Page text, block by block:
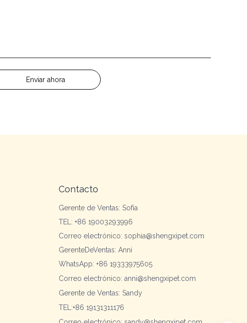
Enviar ahora
Contacto
Gerente de Ventas: Sofía
TEL: +86 19003293996
Correo electrónico: sophia@shengxipet.com
GerenteDeVentas: Anni
WhatsApp: +86 19333975605
Correo electrónico: anni@shengxipet.com
Gerente de Ventas: Sandy
TEL:+86 19131311176